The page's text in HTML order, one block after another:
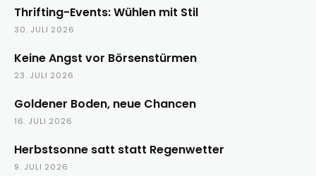
Thrifting-Events: Wühlen mit Stil
30. JULI 2026
Keine Angst vor Börsenstürmen
23. JULI 2026
Goldener Boden, neue Chancen
16. JULI 2026
Herbstsonne satt statt Regenwetter
9. JULI 2026